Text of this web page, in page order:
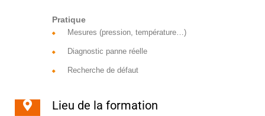
Pratique
Mesures (pression, température…)
Diagnostic panne réelle
Recherche de défaut
Lieu de la formation